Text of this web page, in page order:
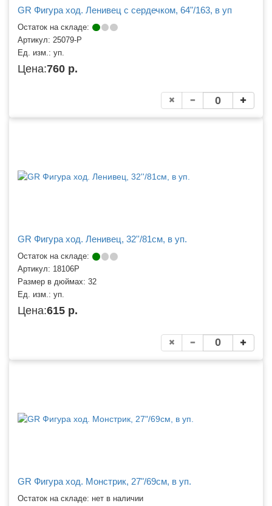
GR Фигура ход. Ленивец с сердечком, 64"/163, в уп
Остаток на складе:
Артикул: 25079-P
Ед. изм.: уп.
Цена:760 р.
GR Фигура ход. Ленивец, 32''/81см, в уп.
Остаток на складе:
Артикул: 18106P
Размер в дюймах: 32
Ед. изм.: уп.
Цена:615 р.
GR Фигура ход. Монстрик, 27"/69см, в уп.
Остаток на складе: нет в наличии